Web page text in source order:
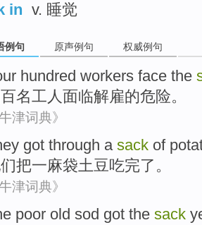
in v. 睡觉
例句 原声例句 权威例句
hundred workers face the
名工人 面临解雇的危险。
牛津词典》
got through a sack of
把一麻袋土豆吃完了 。
牛津词典》
poor old sod got the sack